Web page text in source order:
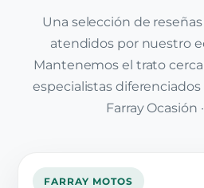
Una selección de
atendidos por nuestro
Mantenemos el trato
especialistas diferenciados
Farray Ocasión
FARRAY MOTOS